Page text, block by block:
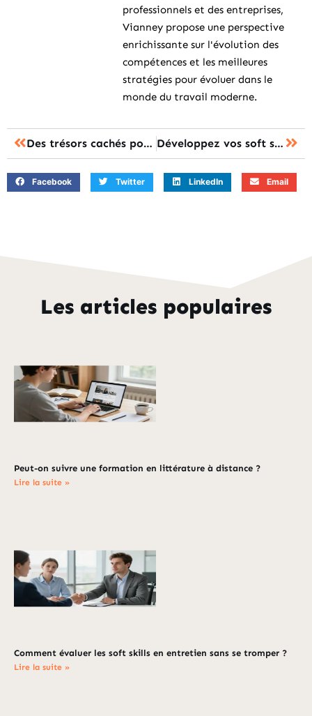
professionnels et des entreprises,
Vianney propose une perspective
enrichissante sur l'évolution des
compétences et les meilleures
stratégies pour évoluer dans le
monde du travail moderne.
Des trésors cachés pour booster votre carrière dans la formation Développez vos soft skills en entreprise pour booster votre carrière !
Facebook Twitter LinkedIn Email
Les articles populaires
Peut-on suivre une formation en littérature à distance ?
Lire la suite »
Comment évaluer les soft skills en entretien sans se tromper ?
Lire la suite »